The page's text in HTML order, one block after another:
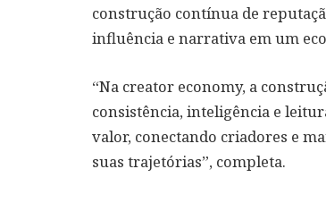
construção contínua de
influência e narrativa em um
“Na creator economy, a
consistência, inteligência e
valor, conectando criadores e
suas trajetórias”, completa.